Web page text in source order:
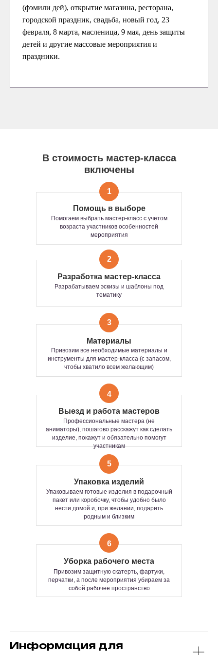
(фэмили дей), открытие магазина, ресторана,
городской праздник, свадьба, новый год, 23
февраля, 8 марта, масленица, 9 мая, день защиты
детей и другие массовые мероприятия и
праздники.
Помощь в выборе
В стоимость мастер-класса
включены
Помогаем выбрать мастер-класс с учетом
возраста участников особенностей
мероприятия
1
Разработка мастер-класса
Разрабатываем эскизы и шаблоны под
тематику
2
Материалы
Привозим все необходимые материалы и
инструменты для мастер-класса (с запасом,
чтобы хватило всем желающим)
3
Выезд и работа мастеров
Профессиональные мастера (не
аниматоры), пошагово расскажут как сделать
изделие, покажут и обязательно помогут
участникам
4
Упаковка изделий
Упаковываем готовые изделия в подарочный
пакет или коробочку, чтобы удобно было
нести домой и, при желании, подарить
родным и близким
5
Уборка рабочего места
Привозим защитную скатерть, фартуки,
перчатки, а после мероприятия убираем за
собой рабочее пространство
6
Информация для
МАСТЕР-КЛАССА
ВОЗМОЖНЫЕ ФОРМАТЫ
Групповой Интерактивный
ИНТЕРАКТИВНЫЙ
ИНТЕРАКТИВНАЯ
ТВОРЧЕСКАЯ ЗОНА, ГДЕ
УЧАСТИЕ ПРОИСХОДИТ
В РЕЖИМЕ
СВОБОДНОГО
запросу, в зависимости от
продолжительности и количества
участников мероприятия
Время изготовления одного изделия
Количество часов работы и
количество участников не
ограничено.
ГРУППОВОЙ ФОРМАТ
Тот самый формат, где участвуют все —
. Когда хочется не просто
общего драйва, эмоций и
.
Сколько человек?
Мастер-класс пройдет одинаково ярко для
От камерной встречи до большого
фестиваля — умеем всё.
Формат подходит:
— как основа всего мероприятия
— или как классное дополнение к основной
от 1 до 3 часов —
зависит от формата мастер-класса и ваших